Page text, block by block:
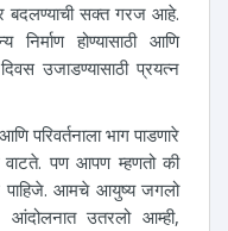
बदलण्याची सक्त गरज आहे.
होण्यासाठी आणि
उजाडण्यासाठी प्रयत्न
भाग पाडणारे
वाटते. पण आपण म्हणतो की
पाहिजे. आमचे आयुष्य जगलो
आंदोलनात उतरलो आम्ही,